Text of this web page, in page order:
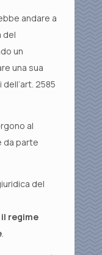
andare a
del
un
una sua
2585
al
da parte
del
regime
.